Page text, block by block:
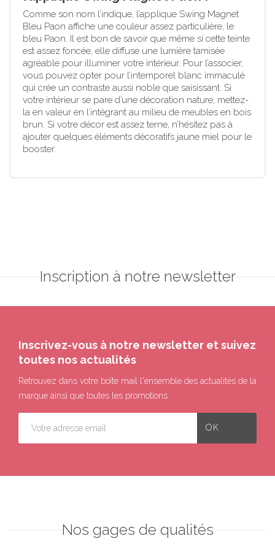
Comme son nom l’indique, l’applique Swing Magnet
Bleu Paon affiche une couleur assez particulière, le
bleu Paon. Il est bon de savoir que même si cette teinte
est assez foncée, elle diffuse une lumière tamisée
agréable pour illuminer votre intérieur. Pour l’associer,
vous pouvez opter pour l’intemporel blanc immaculé
qui crée un contraste aussi noble que saisissant. Si
votre intérieur se pare d’une décoration nature, mettez-
la en valeur en l’intégrant au milieu de meubles en bois
brun. Si votre décor est assez terne, n’hésitez pas à
ajouter quelques éléments décoratifs jaune miel pour le
booster.
Inscription à notre newsletter
Inscrivez-vous à notre newsletter et suivez
toutes nos actualités
Retrouvez dans votre boîte mail l'ensemble des actualités de la
marque ainsi que toutes les promotions.
Nos gages de qualités